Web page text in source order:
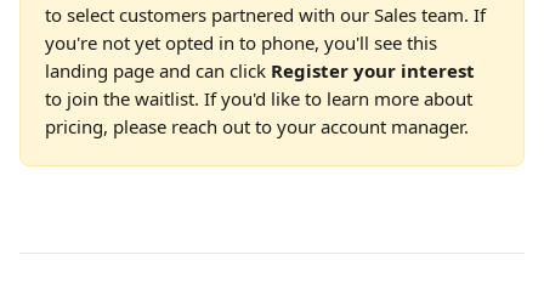
to select customers partnered with our Sales team. If
you're not yet opted in to phone, you'll see this
landing page and can click Register your interest
to join the waitlist. If you'd like to learn more about
pricing, please reach out to your account manager.